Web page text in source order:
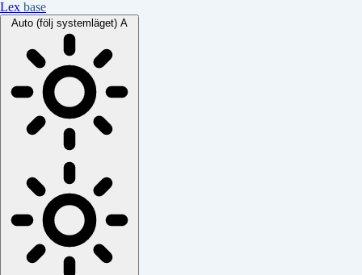
Lex base
Auto (följ systemläget) A